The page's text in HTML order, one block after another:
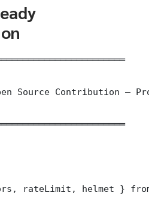
Source Contribution —
rateLimit, helmet } from